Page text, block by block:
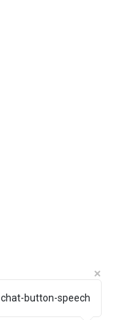
chat-button-speech